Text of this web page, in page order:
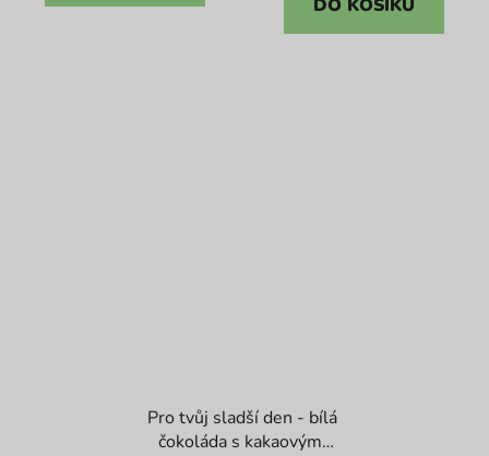
DO KOŠÍKU
Pro tvůj sladší den - bílá
čokoláda s kakaovými